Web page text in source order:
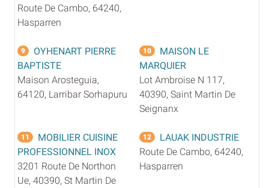
Route De Cambo, 64240,
Hasparren
9
OYHENART PIERRE
BAPTISTE
Maison Arosteguia,
64120, Larribar Sorhapuru
10
MAISON LE
MARQUIER
Lot Ambroise N 117,
40390, Saint Martin De
Seignanx
11
MOBILIER CUISINE
PROFESSIONNEL INOX
3201 Route De Northon
Ue, 40390, St Martin De
12
LAUAK INDUSTRIE
Route De Cambo, 64240,
Hasparren